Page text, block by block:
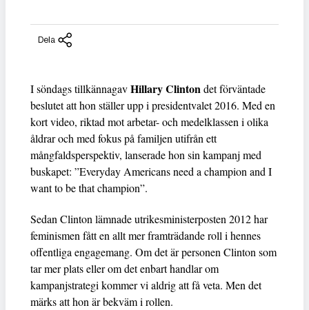
Dela
I söndags tillkännagavHillary Clintondet förväntade
beslutet att hon ställer upp i presidentvalet 2016. Med en
kort video, riktad mot arbetar- och medelklassen i olika
åldrar och med fokus på familjen utifrån ett
mångfaldsperspektiv, lanserade hon sin kampanj med
buskapet: ”Everyday Americans need a champion and I
want to be that champion”.
Sedan Clinton lämnade utrikesministerposten 2012 har
feminismen fått en allt mer framträdande roll i hennes
offentliga engagemang. Om det är personen Clinton som
tar mer plats eller om det enbart handlar om
kampanjstrategi kommer vi aldrig att få veta. Men det
märks att hon är bekväm i rollen.